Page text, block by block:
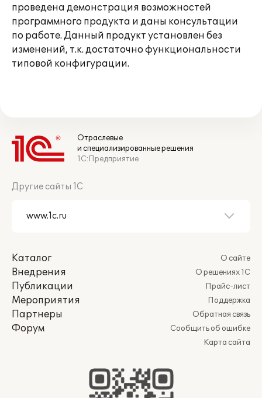
проведена демонстрация возможностей
программного продукта и даны консультации
по работе. Данный продукт установлен без
изменений, т.к. достаточно функциональности
типовой конфигурации.
Отраслевые
и специализированные решения
1С:Предприятие
Другие сайты 1С
Каталог
Внедрения
Публикации
Мероприятия
Партнеры
Форум
О сайте
О решениях 1С
Прайс-лист
Поддержка
Обратная связь
Сообщить об ошибке
Карта сайта